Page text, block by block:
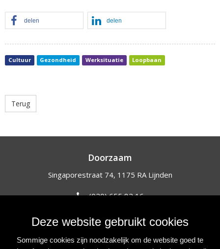
delen delen
Cultuur Gezondheid Werksituatie Loopbaan
Terug
Doorzaam
Singaporestraat 74, 1175 RA Lijnden
(020) 655 82 16
NIEUWSBRIEF
Blijf op de hoogte van onze initiatieven, acties en projecten.
Deze website gebruikt cookies
Sommige cookies zijn noodzakelijk om de website goed te